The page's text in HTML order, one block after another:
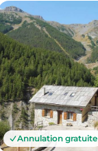
Annulation gratuite